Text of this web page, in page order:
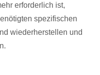
erforderlich ist,
spezifischen
wiederherstellen und